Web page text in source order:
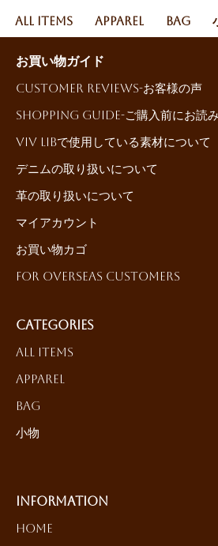
All Items Apparel Bag
お買い物ガイド
Customer reviews-お客様の声
Shopping Guide-ご購入前にお読
ViV LiBで使用している素材について
デニムの取り扱いについて
革の取り扱いについて
マイアカウント
お買い物カゴ
For Overseas Customers
Categories
All Items
Apparel
Bag
小物
Information
HOME